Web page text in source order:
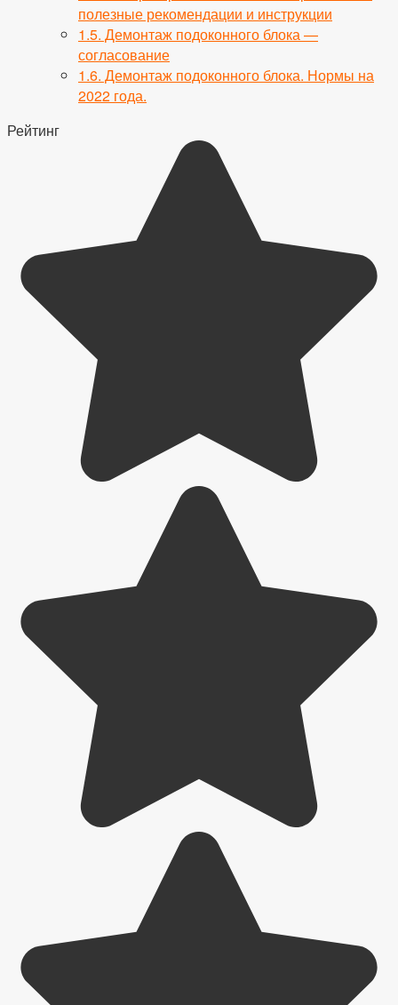
полезные рекомендации и инструкции
1.5. Демонтаж подоконного блока —
согласование
1.6. Демонтаж подоконного блока. Нормы на
2022 года.
Рейтинг